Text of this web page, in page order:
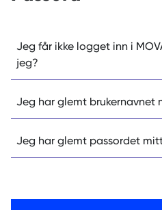
Jeg får ikke logget inn i
jeg?
Jeg har glemt brukernavnet
Jeg har glemt passordet